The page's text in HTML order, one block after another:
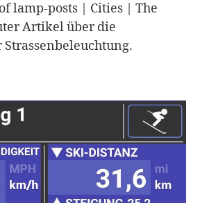
lamp-posts | Cities | The
Artikel über die